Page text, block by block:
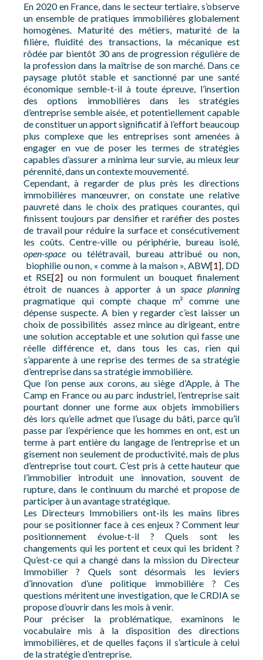
En 2020 en France, dans le secteur tertiaire, s’observe
un ensemble de pratiques immobilières globalement
homogènes. Maturité des métiers, maturité de la
filière, fluidité des transactions, la mécanique est
rôdée par bientôt 30 ans de progression régulière de
la profession dans la maîtrise de son marché. Dans ce
paysage plutôt stable et sanctionné par une santé
économique semble-t-il à toute épreuve, l’insertion
des options immobilières dans les stratégies
d’entreprise semble aisée, et potentiellement capable
de constituer un apport significatif à l’effort beaucoup
plus complexe que les entreprises sont amenées à
engager en vue de poser les termes de stratégies
capables d’assurer a minima leur survie, au mieux leur
pérennité, dans un contexte mouvementé.
Cependant, à regarder de plus près les directions
immobilières manœuvrer, on constate une relative
pauvreté dans le choix des pratiques courantes, qui
finissent toujours par densifier et raréfier des postes
de travail pour réduire la surface et consécutivement
les coûts. Centre-ville ou périphérie, bureau isolé,
open-space ou télétravail, bureau attribué ou non,
biophilie ou non, « comme à la maison », ABW[1], DD
et RSE[2] ou non formulent un bouquet finalement
étroit de nuances à apporter à un space planning
pragmatique qui compte chaque m² comme une
dépense suspecte. A bien y regarder c’est laisser un
choix de possibilités assez mince au dirigeant, entre
une solution acceptable et une solution qui fasse une
réelle différence et, dans tous les cas, rien qui
s’apparente à une reprise des termes de sa stratégie
d’entreprise dans sa stratégie immobilière.
Que l’on pense aux corons, au siège d’Apple, à The
Camp en France ou au parc industriel, l’entreprise sait
pourtant donner une forme aux objets immobiliers
dès lors qu’elle admet que l’usage du bâti, parce qu’il
passe par l’expérience que les hommes en ont, est un
terme à part entière du langage de l’entreprise et un
gisement non seulement de productivité, mais de plus
d’entreprise tout court. C’est pris à cette hauteur que
l’immobilier introduit une innovation, souvent de
rupture, dans le continuum du marché et propose de
participer à un avantage stratégique.
Les Directeurs Immobiliers ont-ils les mains libres
pour se positionner face à ces enjeux ? Comment leur
positionnement évolue-t-il ? Quels sont les
changements qui les portent et ceux qui les brident ?
Qu’est-ce qui a changé dans la mission du Directeur
Immobilier ? Quels sont désormais les leviers
d’innovation d’une politique immobilière ? Ces
questions méritent une investigation, que le CRDIA se
propose d’ouvrir dans les mois à venir.
Pour préciser la problématique, examinons le
vocabulaire mis à la disposition des directions
immobilières, et de quelles façons il s’articule à celui
de la stratégie d’entreprise.